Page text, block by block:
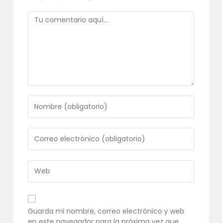
Comentario
tu
nombre
o
nombre
de
usuario
para
comentar
tu
dirección
de
correo
electrónico
para
comentar
URL
de
tu
web
Guarda mi nombre, correo electrónico y web